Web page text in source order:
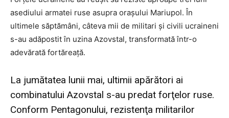
asediului armatei ruse asupra oraşului Mariupol. În
ultimele săptămâni, câteva mii de militari şi civili ucraineni
s-au adăpostit în uzina Azovstal, transformată într-o
adevărată fortăreaţă.
La jumătatea lunii mai, ultimii apărători ai
combinatului Azovstal s-au predat forţelor ruse.
Conform Pentagonului, rezistenţa militarilor